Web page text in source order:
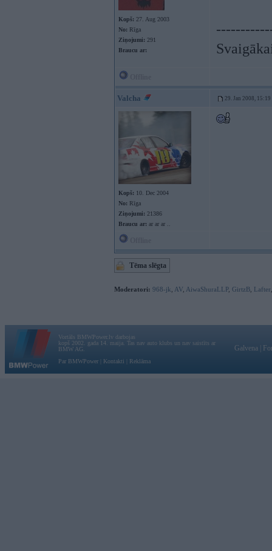
Kopš: 27. Aug 2003
No: Rīga
Ziņojumi: 291
Braucu ar:
Valcha 29. Jan 2008, 15:19
Kopš: 10. Dec 2004
No: Rīga
Ziņojumi: 21386
Braucu ar: ar ar ar ..
Tēma slēgta
Moderatori: 968-jk AV AiwaShuraLLP, GirtzB Lafter
Vortāls BMWPower.lv darbojas
kopš 2002. gada 14. maija. Tas nav auto klubs un nav saistīts ar
BMW AG.
Par BMWPower
Kontakti Reklāma
Galvena